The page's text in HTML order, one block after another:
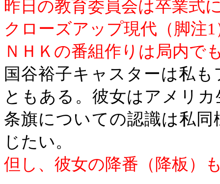
昨日の教育委員会は卒業式
クローズアップ現代（脚注1
ＮＨＫの番組作りは局内で
国谷裕子キャスターは私
ともある。彼女はアメリ
条旗についての認識は私
じたい。
但し、彼女の降番（降板）